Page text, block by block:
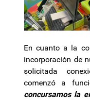
En cuanto a la
incorporación de
solicitada
comenzó a
concursamos la